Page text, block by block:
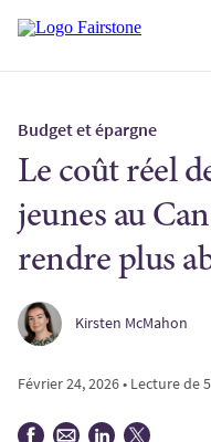
Budget et épargne
Le coût réel
jeunes au
rendre plus
Kirsten McMahon
Février 24, 2026 • Lecture de